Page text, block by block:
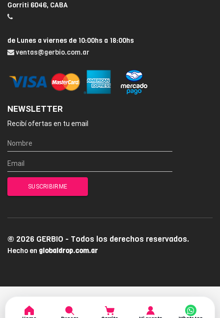
Gorriti 6046, CABA
de Lunes a viernes de 10:00hs a 18:00hs
ventas@gerbio.com.ar
NEWSLETTER
Recibí ofertas en tu email
© 2026 GERBIO - Todos los derechos reservados.
Hecho en globaldrop.com.ar